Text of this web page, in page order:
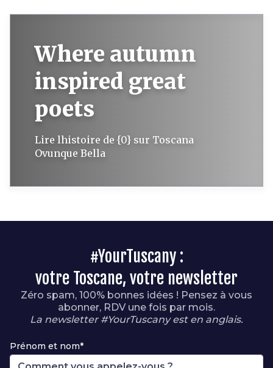
Where autumn
inspired great
poets
Lire lhistoire de {0} sur Toscana
Ovunque Bella
#YourTuscany :
votre Toscane, votre newsletter
Zéro spam, 100% bonnes idées ! Pensez à vous
abonner, RDV une fois par mois.
La newsletter #YourTuscany est en anglais.
Prénom et nom*